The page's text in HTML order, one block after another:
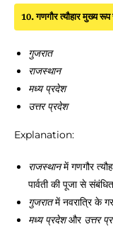
10. गणगौर त्यौहार मुख्य
गुजरात
राजस्थान
मध्य प्रदेश
उत्तर प्रदेश
Explanation:
राजस्थानमें गणगौर
पार्वती की पूजा से
गुजरातमें नवरात्रि के
मध्य प्रदेशऔर उत्तर